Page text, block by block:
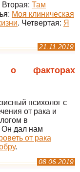
Вторая: Там
Моя клиническая
. Четвертая: Я
21.11.2019
о факторах
психолог с
от рака и
в
Он дал нам
от рака
.
08.06.2019